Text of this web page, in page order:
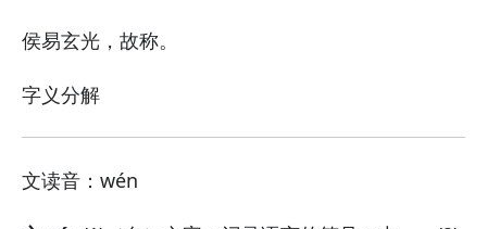
侯易玄光，故称。
字义分解
文读音：wén